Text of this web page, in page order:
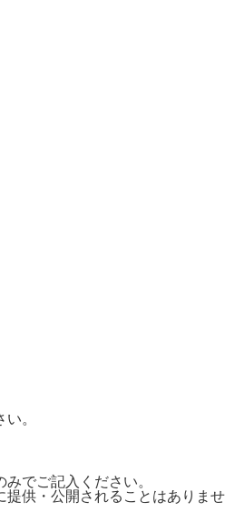
。
でご記入ください。
提供・公開されることはありませ